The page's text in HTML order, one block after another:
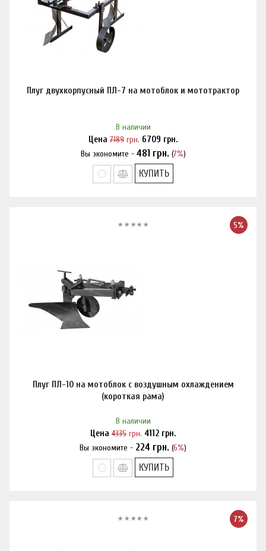
Плуг двухкорпусный ПЛ-7 на мотоблок и мототрактор
В наличии
Цена 7189 грн. 6709 грн.
Вы экономите - 481 грн. (7%)
Нашли дешевле?
КУПИТЬ
5%
Плуг ПЛ-10 на мотоблок с воздушным охлаждением
(короткая рама)
В наличии
Цена 4335 грн. 4112 грн.
Вы экономите - 224 грн. (6%)
Нашли дешевле?
КУПИТЬ
7%